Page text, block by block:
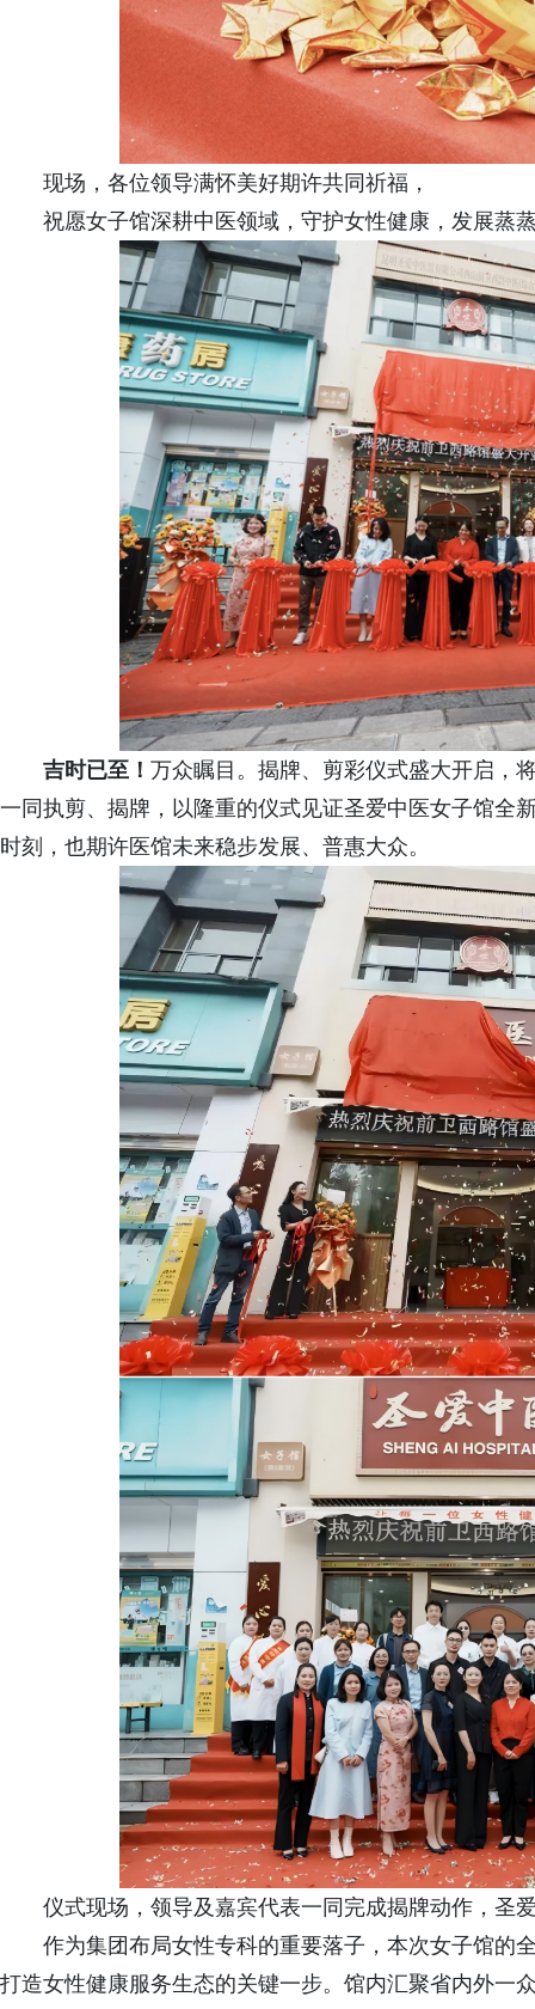
现场，各位领导满怀美好期许共同祈福，
祝愿女子馆深耕中医领域，守护女性健康，发展蒸
吉时已至！ 万众瞩目。揭牌、剪彩仪式盛大开启，
一同执剪、揭牌，以隆重的仪式见证圣爱中医女子馆全
时刻，也期许医馆未来稳步发展、普惠大众。
仪式现场，领导及嘉宾代表一同完成揭牌动作，圣
作为集团布局女性专科的重要落子，本次女子馆的
打造女性健康服务生态的关键一步。馆内汇聚省内外一